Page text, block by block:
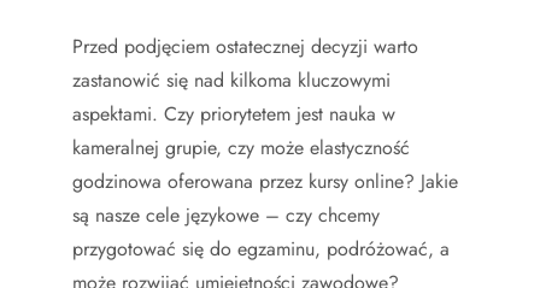
Przed podjęciem ostatecznej decyzji warto
zastanowić się nad kilkoma kluczowymi
aspektami. Czy priorytetem jest nauka w
kameralnej grupie, czy może elastyczność
godzinowa oferowana przez kursy online? Jakie
są nasze cele językowe – czy chcemy
przygotować się do egzaminu, podróżować, a